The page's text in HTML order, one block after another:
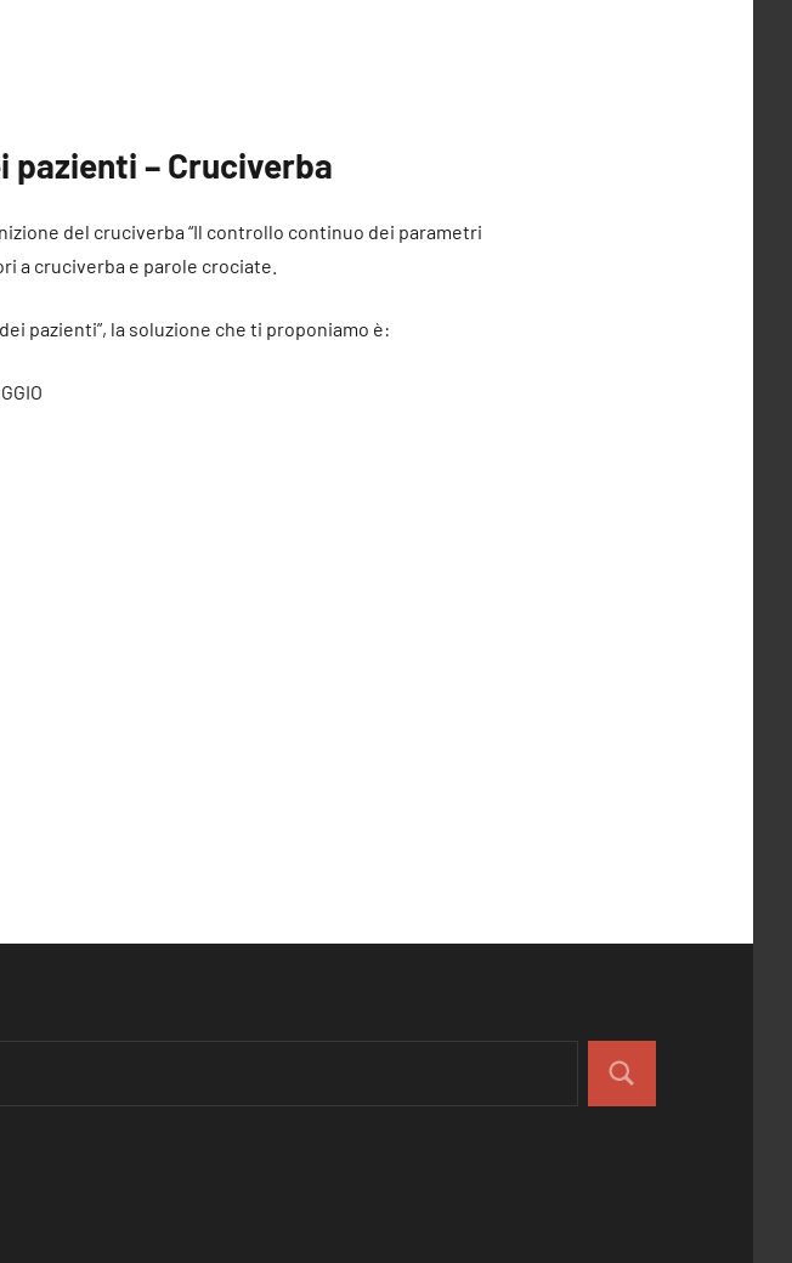
– Cruciverba
del cruciverba “Il controllo continuo dei parametri
a cruciverba e parole crociate.
pazienti”, la soluzione che ti proponiamo è: